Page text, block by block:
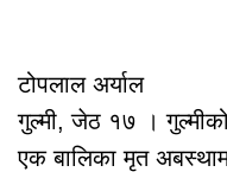
टोपलाल अर्याल
गुल्मी, जेठ १७ । गुल्मीको
एक बालिका मृत